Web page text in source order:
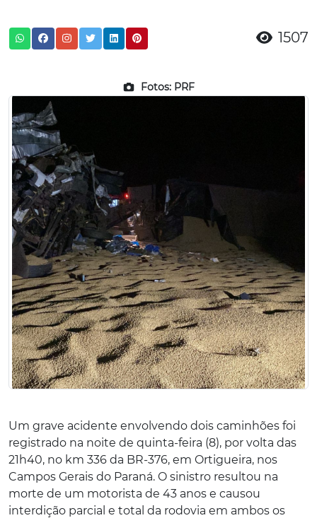
1507
Fotos: PRF
Um grave acidente envolvendo dois caminhões foi
registrado na noite de quinta-feira (8), por volta das
21h40, no km 336 da BR-376, em Ortigueira, nos
Campos Gerais do Paraná. O sinistro resultou na
morte de um motorista de 43 anos e causou
interdição parcial e total da rodovia em ambos os